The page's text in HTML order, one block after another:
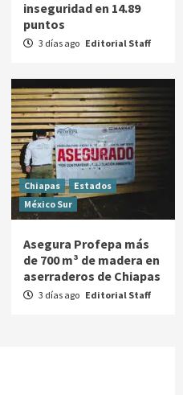
inseguridad en 14.89
puntos
3 días ago Editorial Staff
Chiapas
Estados
México Sur
Asegura Profepa más
de 700 m³ de madera en
aserraderos de Chiapas
3 días ago Editorial Staff